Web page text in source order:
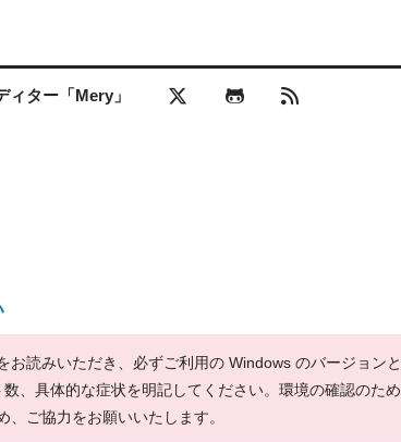
ィター「Mery」
お読みいただき、必ずご利用の Windows のバージョンと
、具体的な症状を明記してください。環境の確認のため
ご協力をお願いいたします。